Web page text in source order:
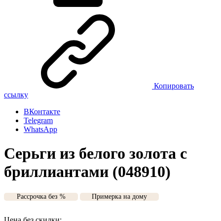
Копировать
ссылку
ВКонтакте
Telegram
WhatsApp
Серьги из белого золота с
бриллиантами (048910)
Рассрочка без % Примерка на дому